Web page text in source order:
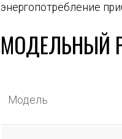
энергопотребление
МОДЕЛЬНЫЙ
Модель